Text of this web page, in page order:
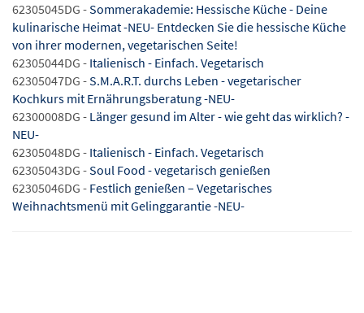
62305045DG -Sommerakademie: Hessische Küche - Deine
kulinarische Heimat -NEU- Entdecken Sie die hessische Küche
von ihrer modernen, vegetarischen Seite!
62305044DG - Italienisch - Einfach. Vegetarisch
62305047DG -S.M.A.R.T. durchs Leben - vegetarischer
Kochkurs mit Ernährungsberatung -NEU-
62300008DG - Länger gesund im Alter - wie geht das wirklich? -
NEU-
62305048DG - Italienisch - Einfach. Vegetarisch
62305043DG -Soul Food - vegetarisch genießen
62305046DG - Festlich genießen – Vegetarisches
Weihnachtsmenü mit Gelinggarantie -NEU-